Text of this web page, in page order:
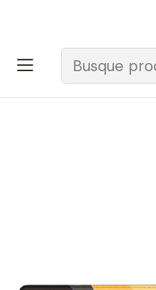
Despacho
Fantech Esports
MP905 ATO Sandy